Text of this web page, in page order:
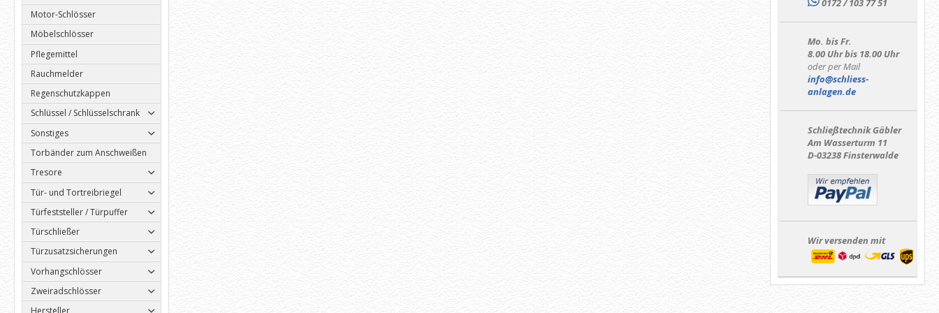
Motor-Schlösser
Möbelschlösser
Pflegemittel
Rauchmelder
Regenschutzkappen
Schlüssel / Schlüsselschrank
Sonstiges
Torbänder zum Anschweißen
Tresore
Tür- und Tortreibriegel
Türfeststeller / Türpuffer
Türschließer
Türzusatzsicherungen
Vorhangschlösser
Zweiradschlösser
0172 / 103 77 51
Mo. bis Fr.
8.00 Uhr bis 18.00 Uhr
oder per Mail
info@schliess-
anlagen.de
Schließtechnik Gäbler
Am Wasserturm 11
D-03238 Finsterwalde
Wir versenden mit